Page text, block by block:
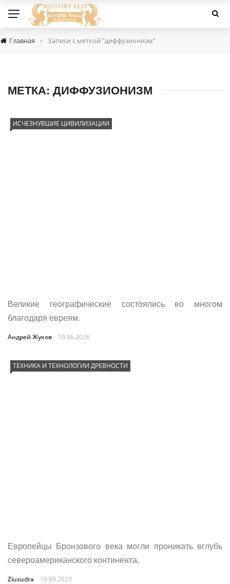
Главная › Записи с меткой "диффузионизм"
МЕТКА: ДИФФУЗИОНИЗМ
ИСЧЕЗНУВШИЕ ЦИВИЛИЗАЦИИ
Великие географические состоялись во многом
благодаря евреям.
Андрей Жуков 10.06.2026
ТЕХНИКА И ТЕХНОЛОГИИ ДРЕВНОСТИ
Европейцы Бронзового века могли проникать вглубь
североамериканского континента.
Ziusudra 16.09.2025